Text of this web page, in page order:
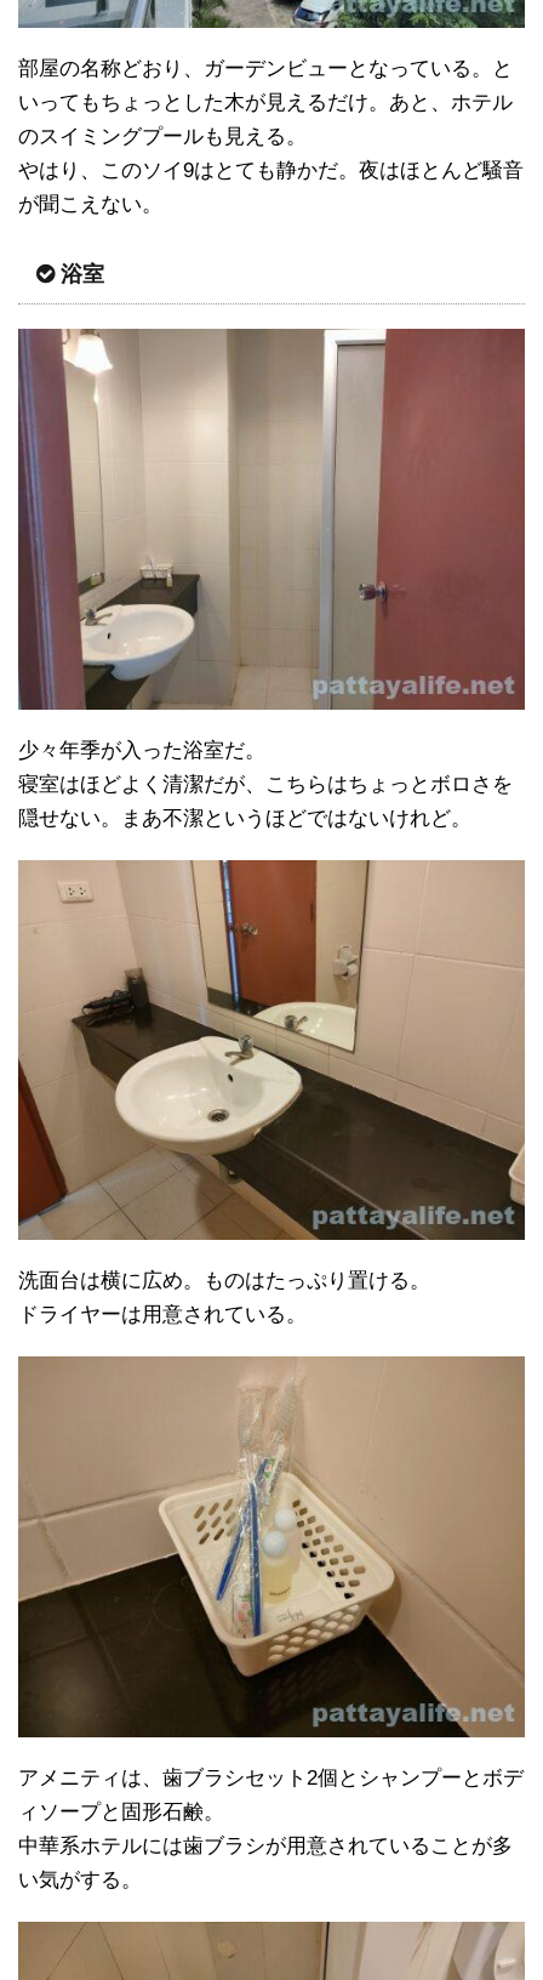
部屋の名称どおり、ガーデンビューとなっている。と
いってもちょっとした木が見えるだけ。あと、ホテル
のスイミングプールも見える。
やはり、このソイ9はとても静かだ。夜はほとんど騒音
が聞こえない。
浴室
少々年季が入った浴室だ。
寝室はほどよく清潔だが、こちらはちょっとボロさを
隠せない。まあ不潔というほどではないけれど。
洗面台は横に広め。ものはたっぷり置ける。
ドライヤーは用意されている。
アメニティは、歯ブラシセット2個とシャンプーとボデ
ィソープと固形石鹸。
中華系ホテルには歯ブラシが用意されていることが多
い気がする。